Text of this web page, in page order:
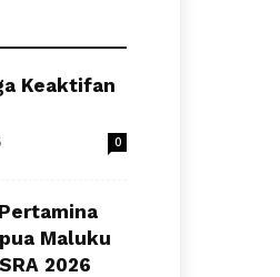
Keaktifan
0
Maluku
2026